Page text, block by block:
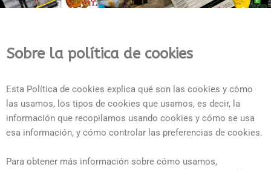
Sobre la política de cookies
Esta Política de cookies explica qué son las cookies y cómo
las usamos, los tipos de cookies que usamos, es decir, la
información que recopilamos usando cookies y cómo se usa
esa información, y cómo controlar las preferencias de cookies.
Para obtener más información sobre cómo usamos,